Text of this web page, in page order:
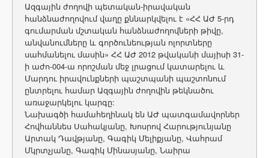
Ազգային ժողովի պետական-իրավական
հանձնաժողովում վաղը քննարկվելու է «ՀՀ ԱԺ 5-րդ
գումարման մշտական հանձնաժողովների թիվը,
անվանումները և գործունեության ոլորտները
սահմանելու մասին» ՀՀ ԱԺ 2012 թվականի մայիսի 31-
ի աժո-004-ա որոշման մեջ լրացում կատարելու և
Մարդու իրավունքների պաշտպանի պաշտոնում
ընտրելու համար Ազգային ժողովին թեկնածու
առաջարկելու կարգը:
Նախագծի համահեղինակ են ԱԺ պատգամավորներ
Հովհաննես Սահակյանը, Խոսրով Հարությունյանը
Արտակ Դավթյանը, Գագիկ Մելիքյանը, Վահրամ
Մկրտչյանը, Գագիկ Մինասյանը, Նաիրա